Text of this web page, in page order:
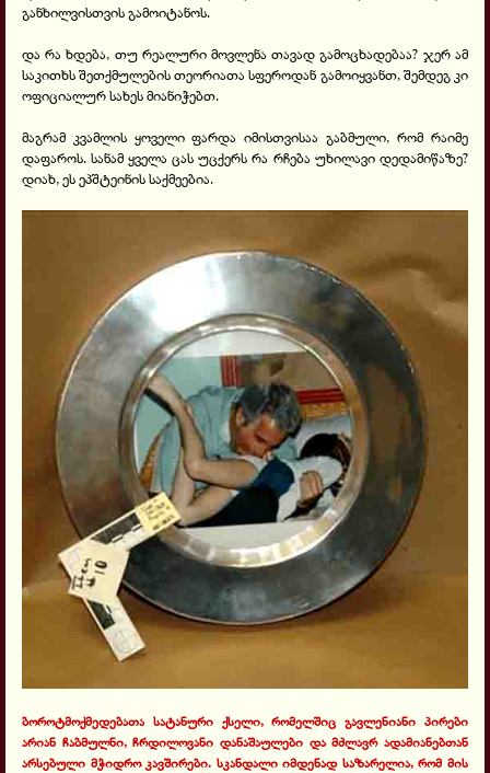
განხილვისთვის გამოიტანოს.
და რა ხდება, თუ რეალური მოვლენა თავად გამოცხადებაა? ჯერ ამ
საკითხს შეთქმულების თეორიათა სფეროდან გამოიყვანთ, შემდეგ კი
ოფიციალურ სახეს მიანიჭებთ.
მაგრამ კვამლის ყოველი ფარდა იმისთვისაა გაბმული, რომ რაიმე
დაფაროს. სანამ ყველა ცას უცქერს რა რჩება უხილავი დედამიწაზე?
დიახ, ეს ეპშტეინის საქმეებია.
ბოროტმოქმედებათა სატანური ქსელი, რომელშიც გავლენიანი პირები
არიან ჩაბმულნი, ჩრდილოვანი დანაშაულები და მძლავრ ადამიანებთან
არსებული მჭიდრო კავშირები. სკანდალი იმდენად საზარელია, რომ მის